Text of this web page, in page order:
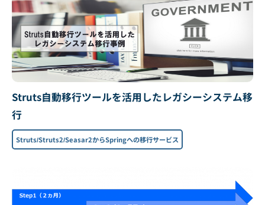
Struts自動移行ツールを活用したレガシーシステム移
行
Struts/Struts2/Seasar2からSpringへの移行サービス